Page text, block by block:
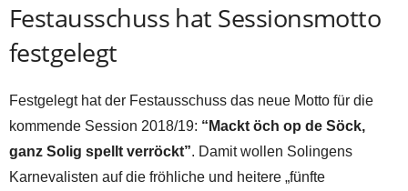
Festausschuss hat Sessionsmotto
festgelegt
Festgelegt hat der Festausschuss das neue Motto für die
kommende Session 2018/19: “Mackt öch op de Söck,
ganz Solig spellt verröckt”. Damit wollen Solingens
Karnevalisten auf die fröhliche und heitere „fünfte